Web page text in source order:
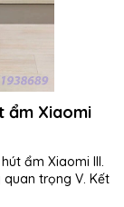
ẩm Xiaomi
ẩm Xiaomi III.
trọng V. Kết